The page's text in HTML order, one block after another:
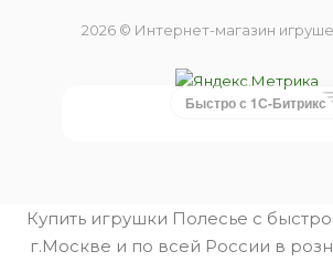
2026 © Интернет-магазин
Быстро с 1С-Битрикс
Купить игрушки Полесье с
г.Москве и по всей России в